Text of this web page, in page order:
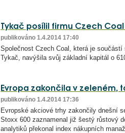
Tykač posílil firmu Czech
publikováno 1.4.2014 17:40
Společnost Czech Coal, která je
Tykač, navýšila svůj základní kapitál o
Evropa zakončila v zeleném,
publikováno 1.4.2014 17:36
Evropské akciové trhy zakončily dnešní
Stoxx 600 zaznamenal již šestý růstový
analytiků překonal index nákupních